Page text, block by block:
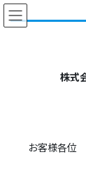
コ
ン
ナ
ビ
株式
お客様各位